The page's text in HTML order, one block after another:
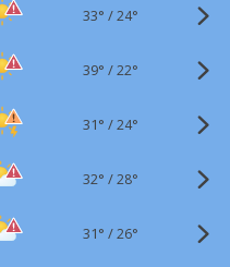
33° /24°
39° /22°
31° /24°
32° /28°
31° /26°